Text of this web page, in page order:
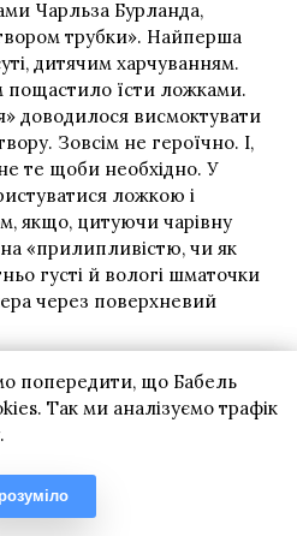
попередити, що Бабель
Так ми аналізуємо трафік